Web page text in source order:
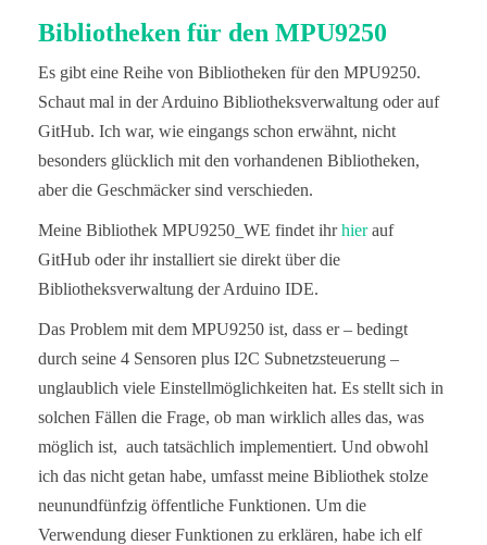
Bibliotheken für den MPU9250
Es gibt eine Reihe von Bibliotheken für den MPU9250.
Schaut mal in der Arduino Bibliotheksverwaltung oder auf
GitHub. Ich war, wie eingangs schon erwähnt, nicht
besonders glücklich mit den vorhandenen Bibliotheken,
aber die Geschmäcker sind verschieden.
Meine Bibliothek MPU9250_WE findet ihrhierauf
GitHub oder ihr installiert sie direkt über die
Bibliotheksverwaltung der Arduino IDE.
Das Problem mit dem MPU9250 ist, dass er – bedingt
durch seine 4 Sensoren plus I2C Subnetzsteuerung –
unglaublich viele Einstellmöglichkeiten hat. Es stellt sich in
solchen Fällen die Frage, ob man wirklich alles das, was
möglich ist, auch tatsächlich implementiert. Und obwohl
ich das nicht getan habe, umfasst meine Bibliothek stolze
neunundfünfzig öffentliche Funktionen. Um die
Verwendung dieser Funktionen zu erklären, habe ich elf